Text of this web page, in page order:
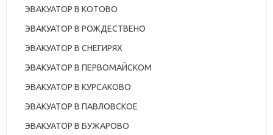
ЭВАКУАТОР В КОТОВО
ЭВАКУАТОР В РОЖДЕСТВЕНО
ЭВАКУАТОР В СНЕГИРЯХ
ЭВАКУАТОР В ПЕРВОМАЙСКОМ
ЭВАКУАТОР В КУРСАКОВО
ЭВАКУАТОР В ПАВЛОВСКОЕ
ЭВАКУАТОР В БУЖАРОВО